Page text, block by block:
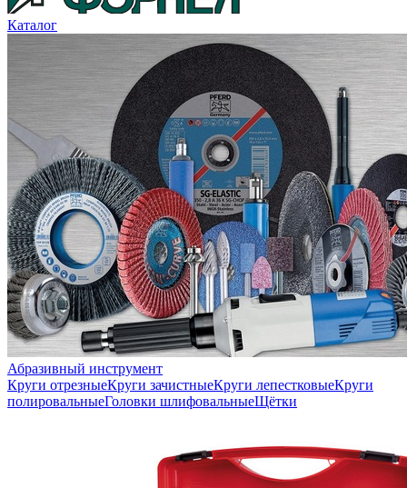
Каталог
Абразивный инструмент
Круги отрезныеКруги зачистныеКруги лепестковыеКруги
полировальныеГоловки шлифовальныеЩётки